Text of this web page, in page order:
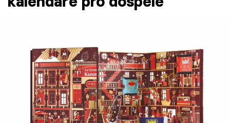
Recepty
Články
TV Program